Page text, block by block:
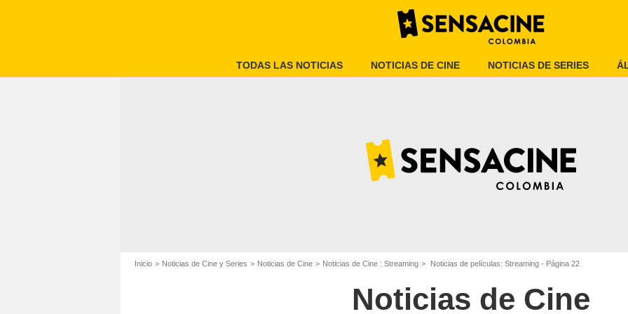
TODAS LAS NOTICIAS NOTICIAS DE CINE NOTICIAS DE SERIES
Inicio Noticias de Cine y Series Noticias de Cine Noticias de Cine : Streaming Noticias de películas: Streaming - Página 22
Noticias de Cine